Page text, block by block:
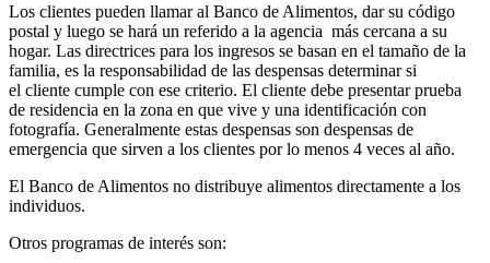
Los clientes pueden llamar al Banco de Alimentos, dar su código
postal y luego se hará un referido a la agencia más cercana a su
hogar. Las directrices para los ingresos se basan en el tamaño de la
familia, es la responsabilidad de las despensas determinar si
el cliente cumple con ese criterio. El cliente debe presentar prueba
de residencia en la zona en que vive y una identificación con
fotografía. Generalmente estas despensas son despensas de
emergencia que sirven a los clientes por lo menos 4 veces al año.
El Banco de Alimentos no distribuye alimentos directamente a los
individuos.
Otros programas de interés son: